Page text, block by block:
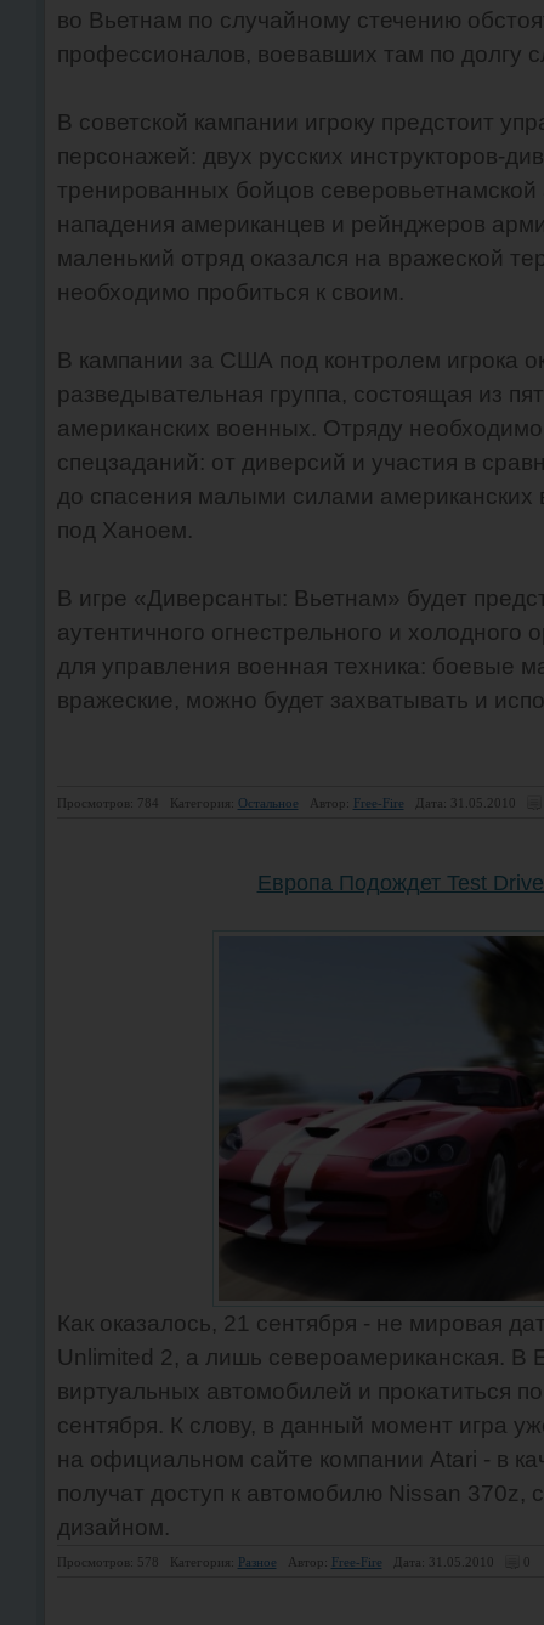
во Вьетнам по случайному стечению
профессионалов, воевавших там по долгу
В советской кампании игроку предстоит
персонажей: двух русских инструкторов-
тренированных бойцов
нападения американцев и рейнджеров
маленький отряд оказался на вражеской
необходимо пробиться к своим.
В кампании за США под контролем игрока
разведывательная группа, состоящая из
американских военных. Отряду
спецзаданий: от диверсий и участия в
до спасения малыми силами американских
под Ханоем.
В игре «Диверсанты: Вьетнам» будет
аутентичного огнестрельного и холодного
для управления военная техника: боевые
вражеские, можно будет захватывать и
Просмотров: 784 Категория: Остальное Автор: Free-Fire Дата: 31.05.2010
Европа Подождет Test
Как оказалось, 21 сентября - не мировая
Unlimited 2, а лишь североамериканская. В
виртуальных автомобилей и прокатиться
сентября. К слову, в данный момент игра
на официальном сайте компании Atari - в
получат доступ к автомобилю Nissan
дизайном.
Просмотров: 578 Категория: Разное Автор: Free-Fire Дата: 31.05.2010 0